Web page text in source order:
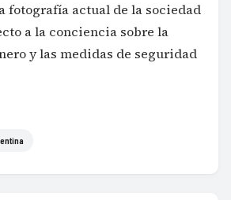
fotografía actual de la sociedad
a la conciencia sobre la
y las medidas de seguridad